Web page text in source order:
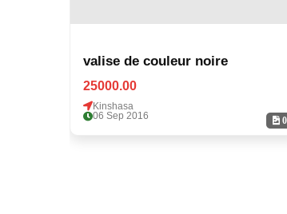
0
valise de couleur noire
25000.00
Kinshasa
06 Sep 2016